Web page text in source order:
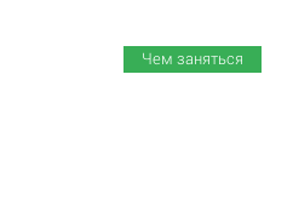
Чем заняться